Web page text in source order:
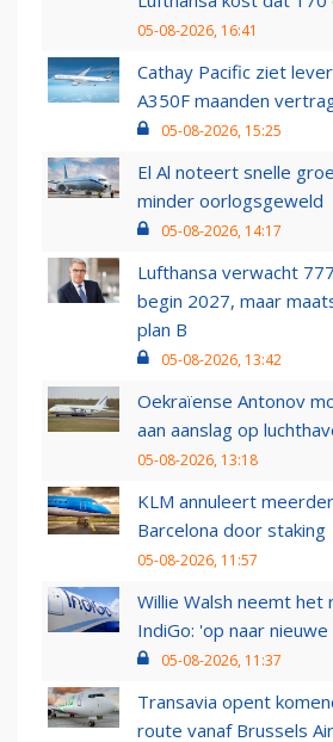
05-08-2026, 16:41
Cathay Pacific ziet
A350F maanden
05-08-2026, 15:25
El Al noteert snelle
minder oorlogsgeweld
05-08-2026, 14:17
Lufthansa verwacht
begin 2027, maar
plan B
05-08-2026, 13:42
Oekraïense Antonov
aan aanslag op
05-08-2026, 13:18
KLM annuleert
Barcelona door staking
05-08-2026, 11:57
Willie Walsh neemt het
IndiGo: 'op naar
05-08-2026, 11:37
Transavia opent
route vanaf Brussels